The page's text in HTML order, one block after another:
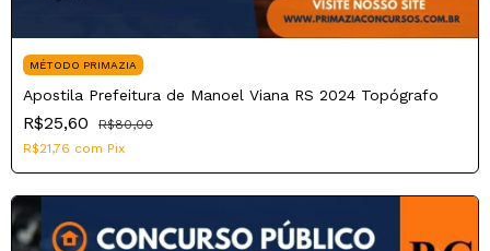
MÉTODO PRIMAZIA
Apostila Prefeitura de Manoel Viana RS 2024 Topógrafo
R$25,60
R$80,00
R$21,76 com Pix